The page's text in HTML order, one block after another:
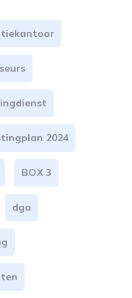
2024
BOX 3
dga